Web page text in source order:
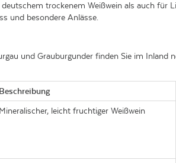
trockenem Weißwein als auch
und besondere Anlässe.
und Grauburgunder finden Sie im Inland
Beschreibung
Mineralischer, leicht fruchtiger Weißwein